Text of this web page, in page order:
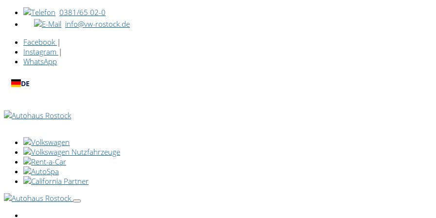
0381/65 02-0
info@vw-rostock.de
Facebook |
Instagram |
WhatsApp
DE